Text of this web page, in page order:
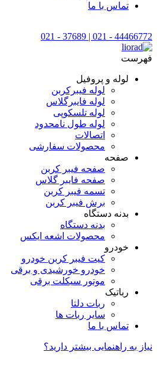
تماس با ما
44466772 - 021 | 37689 - 021
فهرست
لوله و پروفیل
لوله فیبرکربن
لوله فایبرگلاس
لوله تلسکوپی
لوله طول نامحدود
اتصالات
محصولات سفارشی
صفحه
صفحه فیبر کربن
صفحه فایبر گلاس
تسمه فیبر کربن
برش فیبر کربن
بدنه دستگاه
بدنه دستگاه
محصولات اشعه ایکس
خودرو
کیت فیبر کربن خودرو
خودرو خورشیدی و برقی
موتور سیکلت برقی
رباتیک
ربات دلتا
سایر ربات ها
تماس با ما
نیاز به راهنمایی بیشتر دارید؟